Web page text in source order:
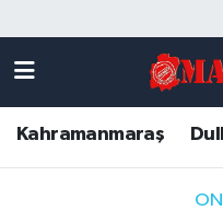
Kahramanmaraş
DULKADİROĞLU
Kahramanmaraş
Kahramanmaraş
Kahramanmaraş